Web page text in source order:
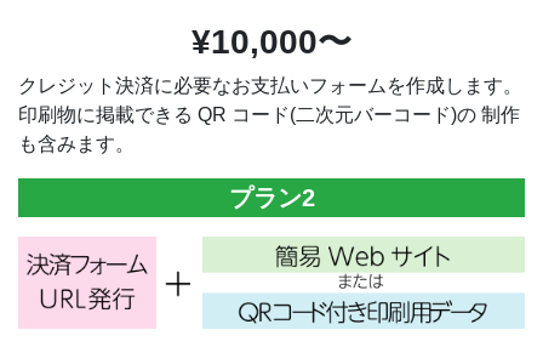
¥10,000〜
クレジット決済に必要なお支払いフォームを作成します。
印刷物に掲載できる QR コード(二次元バーコード)の 制作
も含みます。
プラン2